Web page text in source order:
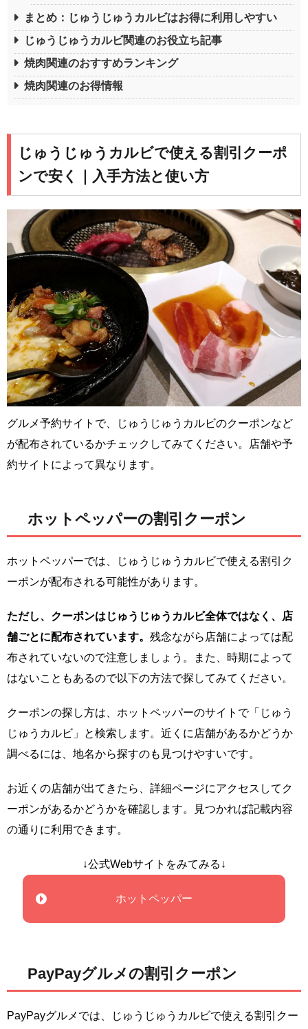
まとめ：じゅうじゅうカルビはお得に利用しやすい
じゅうじゅうカルビ関連のお役立ち記事
焼肉関連のおすすめランキング
焼肉関連のお得情報
じゅうじゅうカルビで使える割引クーポ
ンで安く｜入手方法と使い方
グルメ予約サイトで、じゅうじゅうカルビのクーポンなど
が配布されているかチェックしてみてください。店舗や予
約サイトによって異なります。
ホットペッパーの割引クーポン
ホットペッパーでは、じゅうじゅうカルビで使える割引ク
ーポンが配布される可能性があります。
ただし、クーポンはじゅうじゅうカルビ全体ではなく、店
舗ごとに配布されています。 残念ながら店舗によっては配
布されていないので注意しましょう。また、時期によって
はないこともあるので以下の方法で探してみてください。
クーポンの探し方は、ホットペッパーのサイトで「じゅう
じゅうカルビ」と検索します。近くに店舗があるかどうか
調べるには、地名から探すのも見つけやすいです。
お近くの店舗が出てきたら、詳細ページにアクセスしてク
ーポンがあるかどうかを確認します。見つかれば記載内容
の通りに利用できます。
↓公式Webサイトをみてみる↓
ホットペッパー
PayPayグルメの割引クーポン
PayPayグルメでは、じゅうじゅうカルビで使える割引クー